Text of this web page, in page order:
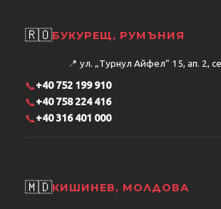
🇷🇴БУКУРЕЩ, РУМЪНИЯ
📍 ул. „Турнул Айфел“ 15, ап. 2,
📞+40 752 199 910
📞+40 758 224 416
📞+40 316 401 000
🇲🇩КИШИНЕВ, МОЛДОВА